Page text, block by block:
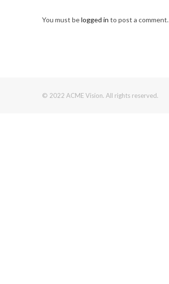
You must belogged in to post a comment.
© 2022 ACME Vision. All rights reserved.